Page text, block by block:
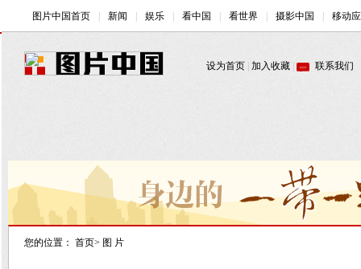
您的位置： 首页> 图 片